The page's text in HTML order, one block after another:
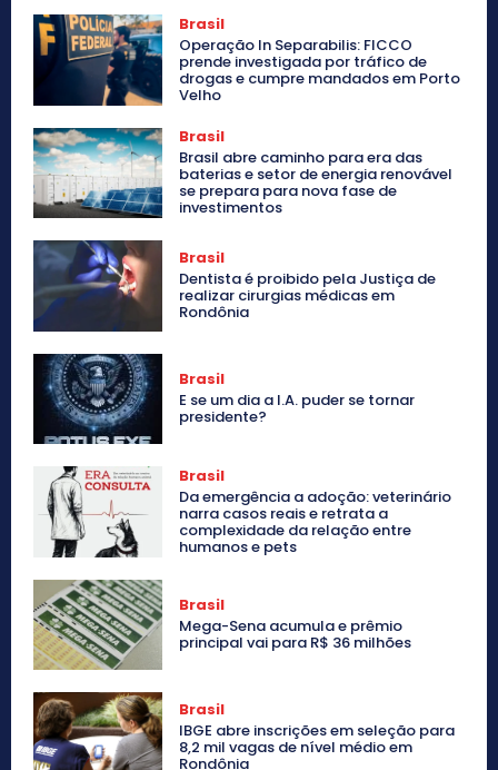
Brasil
Operação In Separabilis: FICCO
prende investigada por tráfico de
drogas e cumpre mandados em Porto
Velho
Brasil
Brasil abre caminho para era das
baterias e setor de energia renovável
se prepara para nova fase de
investimentos
Brasil
Dentista é proibido pela Justiça de
realizar cirurgias médicas em
Rondônia
Brasil
E se um dia a I.A. puder se tornar
presidente?
Brasil
Da emergência a adoção: veterinário
narra casos reais e retrata a
complexidade da relação entre
humanos e pets
Brasil
Mega-Sena acumula e prêmio
principal vai para R$ 36 milhões
Brasil
IBGE abre inscrições em seleção para
8,2 mil vagas de nível médio em
Rondônia